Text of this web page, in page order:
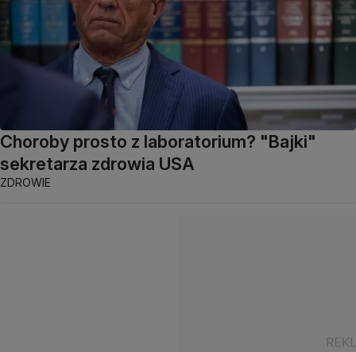
Choroby prosto z laboratorium? "Bajki"
sekretarza zdrowia USA
ZDROWIE